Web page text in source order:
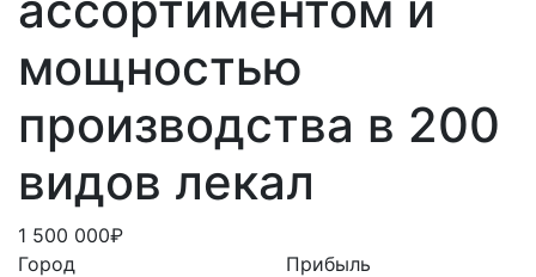
мощностью
производства в 200
видов лекал
1 500 000₽
Город
Прибыль